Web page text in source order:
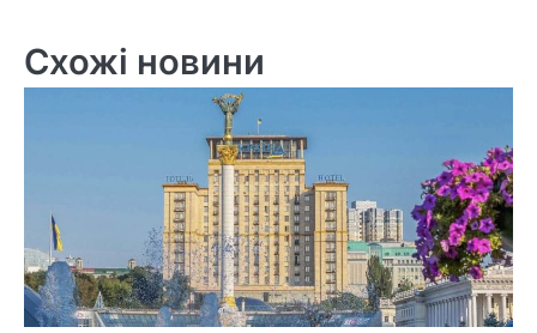
Схожі новини